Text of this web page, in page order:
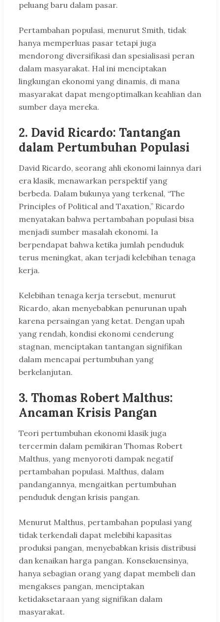
peluang baru dalam pasar.
Pertambahan populasi, menurut Smith, tidak
hanya memperluas pasar tetapi juga
mendorong diversifikasi dan spesialisasi peran
dalam masyarakat. Hal ini menciptakan
lingkungan ekonomi yang dinamis, di mana
masyarakat dapat mengoptimalkan keahlian dan
sumber daya mereka.
2. David Ricardo: Tantangan
dalam Pertumbuhan Populasi
David Ricardo, seorang ahli ekonomi lainnya dari
era klasik, menawarkan perspektif yang
berbeda. Dalam bukunya yang terkenal, “The
Principles of Political and Taxation,” Ricardo
menyatakan bahwa pertambahan populasi bisa
menjadi sumber masalah ekonomi. Ia
berpendapat bahwa ketika jumlah penduduk
terus meningkat, akan terjadi kelebihan tenaga
kerja.
Kelebihan tenaga kerja tersebut, menurut
Ricardo, akan menyebabkan penurunan upah
karena persaingan yang ketat. Dengan upah
yang rendah, kondisi ekonomi cenderung
stagnan, menciptakan tantangan signifikan
dalam mencapai pertumbuhan yang
berkelanjutan.
3. Thomas Robert Malthus:
Ancaman Krisis Pangan
Teori pertumbuhan ekonomi klasik juga
tercermin dalam pemikiran Thomas Robert
Malthus, yang menyoroti dampak negatif
pertambahan populasi. Malthus, dalam
pandangannya, mengaitkan pertumbuhan
penduduk dengan krisis pangan.
Menurut Malthus, pertambahan populasi yang
tidak terkendali dapat melebihi kapasitas
produksi pangan, menyebabkan krisis distribusi
dan kenaikan harga pangan. Konsekuensinya,
hanya sebagian orang yang dapat membeli dan
mengakses pangan, menciptakan
ketidaksetaraan yang signifikan dalam
masyarakat.